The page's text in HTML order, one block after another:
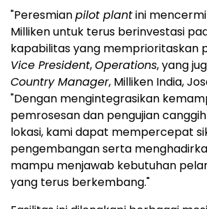
"Peresmianpilot plantini
Milliken untuk terus berinvestasi
kapabilitas yang memprioritaskan
Vice President,Operations, yang
Country Manager, Milliken India,
"Dengan mengintegrasikan
pemrosesan dan pengujian
lokasi, kami dapat mempercepat
pengembangan serta
mampu menjawab kebutuhan
yang terus berkembang."